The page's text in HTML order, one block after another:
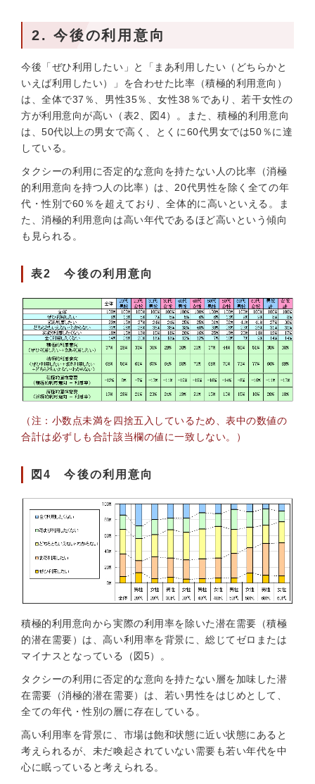
2. 今後の利用意向
今後「ぜひ利用したい」と「まあ利用したい（どちらかと
いえば利用したい）」を合わせた比率（積極的利用意向）
は、全体で37％、男性35％、女性38％であり、若干女性の
方が利用意向が高い（表2、図4）。また、積極的利用意向
は、50代以上の男女で高く、とくに60代男女では50％に達
している。
タクシーの利用に否定的な意向を持たない人の比率（消極
的利用意向を持つ人の比率）は、20代男性を除く全ての年
代・性別で60％を超えており、全体的に高いといえる。ま
た、消極的利用意向は高い年代であるほど高いという傾向
も見られる。
表2 今後の利用意向
（注：小数点未満を四捨五入しているため、表中の数値の
合計は必ずしも合計該当欄の値に一致しない。）
図4 今後の利用意向
積極的利用意向から実際の利用率を除いた潜在需要（積極
的潜在需要）は、高い利用率を背景に、総じてゼロまたは
マイナスとなっている（図5）。
タクシーの利用に否定的な意向を持たない層を加味した潜
在需要（消極的潜在需要）は、若い男性をはじめとして、
全ての年代・性別の層に存在している。
高い利用率を背景に、市場は飽和状態に近い状態にあると
考えられるが、未だ喚起されていない需要も若い年代を中
心に眠っていると考えられる。